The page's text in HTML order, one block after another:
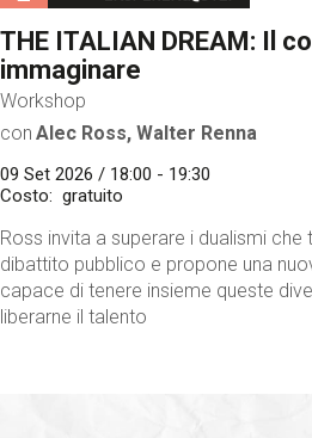
THE ITALIAN DREAM: Il
immaginare
Workshop
con Alec Ross, Walter Renna
09 Set 2026 / 18:00 - 19:30
Costo
gratuito
Ross invita a superare i dualismi
dibattito pubblico e propone una
capace di tenere insieme queste
liberarne il talento